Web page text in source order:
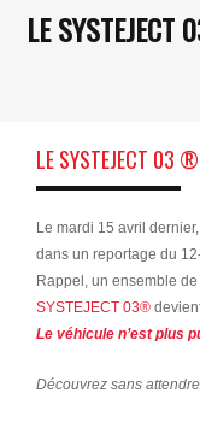
LE
LE SYSTEJECT 03
Le mardi 15 avril
dans un reportage du
Rappel, un ensemble
SYSTEJECT 03®
Le véhicule n’est plus
Découvrez sans